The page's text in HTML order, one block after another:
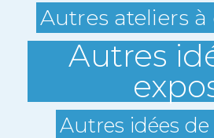
Autres ateliers
Autres
Autres idées